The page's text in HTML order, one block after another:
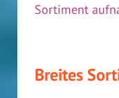
Sortiment
Breites